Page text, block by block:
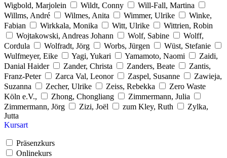
Wigbold, Marjolein
Wildt, Conny
Will-Fall, Martina
Willms, André
Wilmes, Anita Wimmer, Ulrike
Winke,
Fabian
Wirkkala, Monika Witt, Ulrike
Wittrien, Robin
Wojtakowski, Andreas Johann
Wolf, Sabine
Wolff,
Cordula
Wolfradt, Jörg Worbs, Jürgen
Wüst, Stefanie
Wulfmeyer, Eike
Yagi, Yukari Yamamoto, Naomi
Zaidi,
Danial Haider
Zander, Christa Zanders, Beate
Zantis,
Franz-Peter
Zarca Val, Leonor Zaspel, Susanne
Zawieja,
Suzanna
Zecher, Ulrike Zeiss, Rebekka
Zero Waste
Köln e.V.,
Zhong, Chongliang
Zimmermann, Julia
Zimmermann, Jörg
Zizi, Joël zum Kley, Ruth
Zylka,
Jutta
Kursart
Präsenzkurs
Onlinekurs